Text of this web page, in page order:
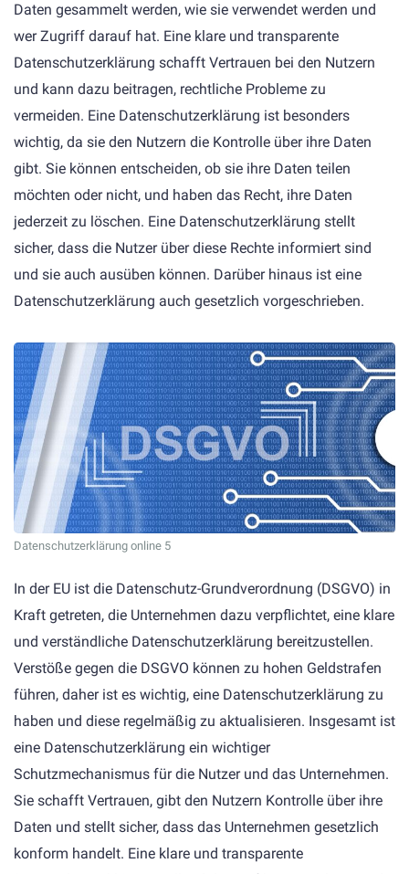
Daten gesammelt werden, wie sie verwendet werden und
wer Zugriff darauf hat. Eine klare und transparente
Datenschutzerklärung schafft Vertrauen bei den Nutzern
und kann dazu beitragen, rechtliche Probleme zu
vermeiden. Eine Datenschutzerklärung ist besonders
wichtig, da sie den Nutzern die Kontrolle über ihre Daten
gibt. Sie können entscheiden, ob sie ihre Daten teilen
möchten oder nicht, und haben das Recht, ihre Daten
jederzeit zu löschen. Eine Datenschutzerklärung stellt
sicher, dass die Nutzer über diese Rechte informiert sind
und sie auch ausüben können. Darüber hinaus ist eine
Datenschutzerklärung auch gesetzlich vorgeschrieben.
Datenschutzerklärung online 5
In der EU ist die Datenschutz-Grundverordnung (DSGVO) in
Kraft getreten, die Unternehmen dazu verpflichtet, eine klare
und verständliche Datenschutzerklärung bereitzustellen.
Verstöße gegen die DSGVO können zu hohen Geldstrafen
führen, daher ist es wichtig, eine Datenschutzerklärung zu
haben und diese regelmäßig zu aktualisieren. Insgesamt ist
eine Datenschutzerklärung ein wichtiger
Schutzmechanismus für die Nutzer und das Unternehmen.
Sie schafft Vertrauen, gibt den Nutzern Kontrolle über ihre
Daten und stellt sicher, dass das Unternehmen gesetzlich
konform handelt. Eine klare und transparente